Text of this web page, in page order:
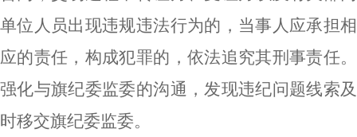
单位人员出现违规违法行为的，当事人应承担相
应的责任，构成犯罪的，依法追究其刑事责任。
强化与旗纪委监委的沟通，发现违纪问题线索及
时移交旗纪委监委。